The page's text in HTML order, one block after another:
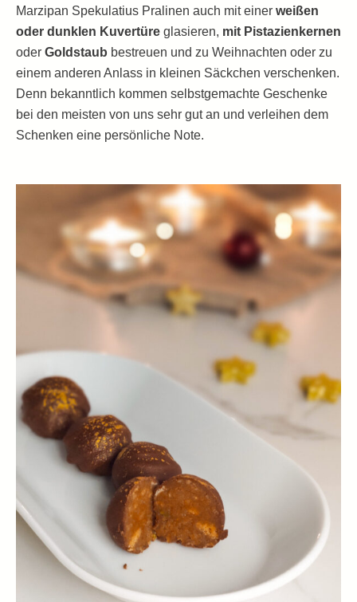
Marzipan Spekulatius Pralinen auch mit einer weißen
oder dunklen Kuvertüre glasieren, mit Pistazienkernen
oder Goldstaub bestreuen und zu Weihnachten oder zu
einem anderen Anlass in kleinen Säckchen verschenken.
Denn bekanntlich kommen selbstgemachte Geschenke
bei den meisten von uns sehr gut an und verleihen dem
Schenken eine persönliche Note.